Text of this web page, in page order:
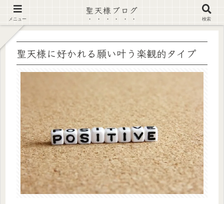
【注意喚起】偽サイト及び偽情報に注意 ▶確認する◀
聖天様に好かれる願い叶う楽観的タイプ
メニュー
聖天様ブログ
検索